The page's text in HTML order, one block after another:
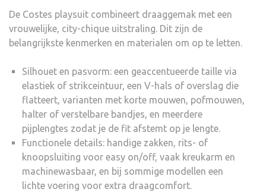
De Costes playsuit combineert draaggemak met een
vrouwelijke, city-chique uitstraling. Dit zijn de
belangrijkste kenmerken en materialen om op te letten.
Silhouet en pasvorm: een geaccentueerde taille via
elastiek of strikceintuur, een V-hals of overslag die
flatteert, varianten met korte mouwen, pofmouwen,
halter of verstelbare bandjes, en meerdere
pijplengtes zodat je de fit afstemt op je lengte.
Functionele details: handige zakken, rits- of
knoopsluiting voor easy on/off, vaak kreukarm en
machinewasbaar, en bij sommige modellen een
lichte voering voor extra draagcomfort.